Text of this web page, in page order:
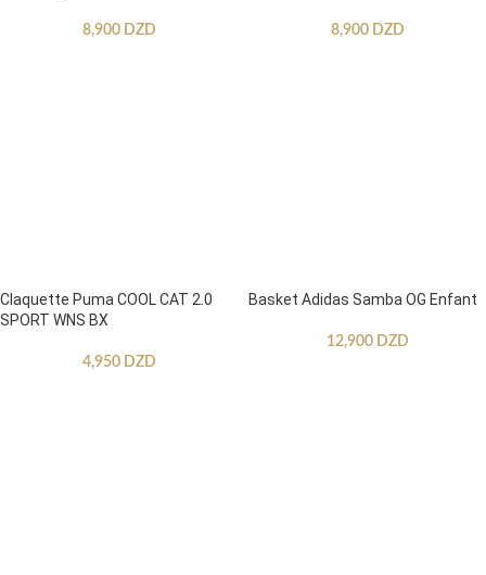
8,900 DZD 8,900 DZD
Claquette Puma COOL CAT 2.0
SPORT WNS BX
4,950 DZD
Basket Adidas Samba OG Enfant
12,900 DZD